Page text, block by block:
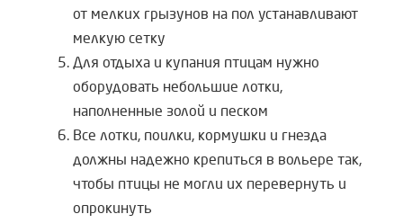
от мелких грызунов на пол устанавливают
мелкую сетку
Для отдыха и купания птицам нужно
оборудовать небольшие лотки,
наполненные золой и песком
Все лотки, поилки, кормушки и гнезда
должны надежно крепиться в вольере так,
чтобы птицы не могли их перевернуть и
опрокинуть